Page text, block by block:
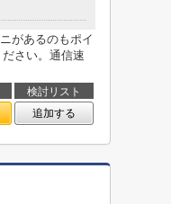
があるのもポイ
さい。通信速
検討リスト
追加する